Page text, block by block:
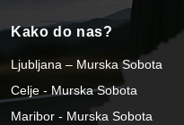
Kako do nas?
Ljubljana – Murska Sobota
Celje - Murska Sobota
Maribor - Murska Sobota